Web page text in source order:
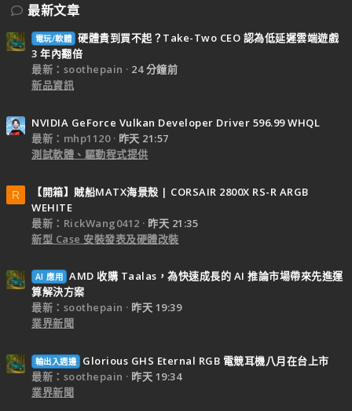
最新文章
電玩/軟體 硬體貴到買不起？Take-Two CEO 認為低延遲雲端遊戲
3 年內翻倍
最新：soothepain
24 分鐘前
新品資訊
NVIDIA GeForce Vulkan Developer Driver 596.99 WHQL
最新：mhp1120
昨天 21:57
測試軟體、驅動程式提供
R
【開箱】賊船MATX海景殼 | CORSAIR 2800X RS-R ARGB
WEHITE
最新：RickWang0412
昨天 21:35
新型 Case 安裝發表及硬體改裝
AI 應用 AMD 收購 Taalas，為快速成長的 AI 推論市場帶來先進運
算解決方案
最新：soothepain
昨天 19:39
業界新聞
輸出入週邊
Glorious GHS Eternal RGB 電競耳機八月在台上市
最新：soothepain
昨天 19:34
業界新聞